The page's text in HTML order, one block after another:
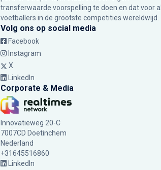
transferwaarde voorspelling te doen en dat voor
voetballers in de grootste competities wereldwijd.
Volg ons op social media
Facebook
Instagram
X
LinkedIn
Corporate & Media
Innovatieweg 20-C
7007CD Doetinchem
Nederland
+31645516860
LinkedIn